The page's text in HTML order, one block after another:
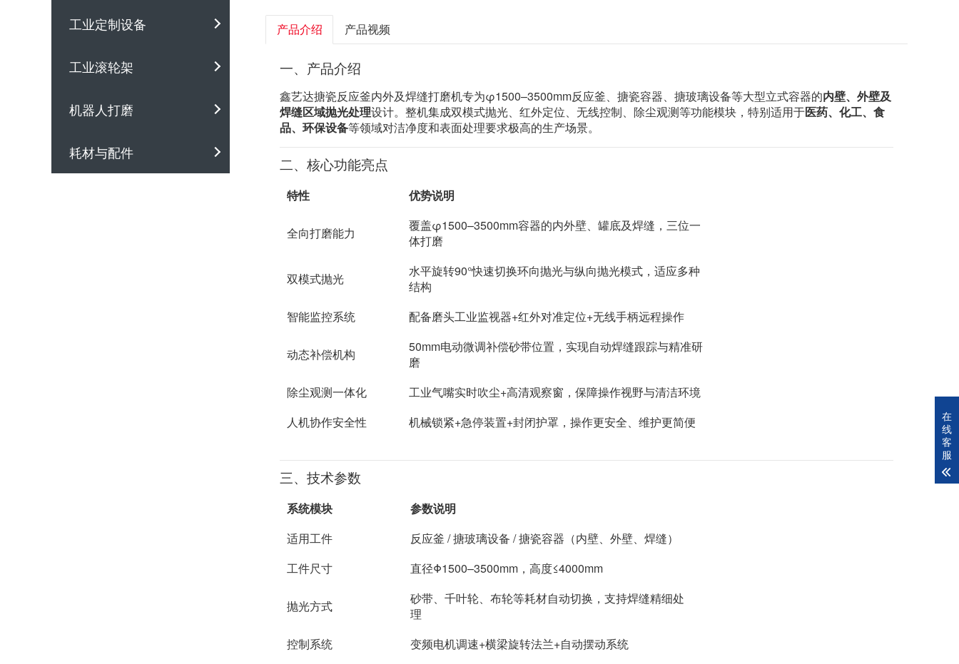
工业定制设备
工业滚轮架
机器人打磨
耗材与配件
产品介绍 产品视频
一、产品介绍
鑫艺达搪瓷反应釜内外及焊缝打磨机专为φ1500–3500mm反应釜、搪瓷容器、搪玻璃设备等大型立式容器的内壁、外壁及
焊缝区域抛光处理设计。整机集成双模式抛光、红外定位、无线控制、除尘观测等功能模块，特别适用于医药、化工、食
品、环保设备等领域对洁净度和表面处理要求极高的生产场景。
二、核心功能亮点
特性 优势说明
全向打磨能力
覆盖φ1500–3500mm容器的内外壁、罐底及焊缝，三位一
体打磨
双模式抛光
水平旋转90°快速切换环向抛光与纵向抛光模式，适应多种
结构
智能监控系统
配备磨头工业监视器+红外对准定位+无线手柄远程操作
动态补偿机构
50mm电动微调补偿砂带位置，实现自动焊缝跟踪与精准研
磨
除尘观测一体化
工业气嘴实时吹尘+高清观察窗，保障操作视野与清洁环境
人机协作安全性
机械锁紧+急停装置+封闭护罩，操作更安全、维护更简便
三、技术参数
系统模块
参数说明
适用工件
反应釜 / 搪玻璃设备 / 搪瓷容器（内壁、外壁、焊缝）
工件尺寸
直径Φ1500–3500mm，高度≤4000mm
抛光方式
砂带、千叶轮、布轮等耗材自动切换，支持焊缝精细处
理
控制系统
变频电机调速+横梁旋转法兰+自动摆动系统
在
线
客
服